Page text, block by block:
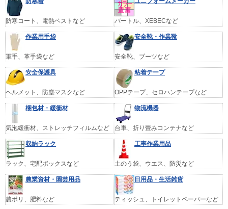
防寒コート、電熱ベストなど バートル、XEBECなど
作業用手袋
軍手、革手袋など
安全靴・作業靴
安全靴、ブーツなど
安全保護具
ヘルメット、防塵マスクなど
粘着テープ
OPPテープ、セロハンテープなど
梱包材・緩衝材
気泡緩衝材、ストレッチフィルムなど
物流機器
台車、折り畳みコンテナなど
収納ラック
ラック、宅配ボックスなど
工事作業用品
土のう袋、ウエス、防災など
農業資材・園芸用品
農ポリ、肥料など
日用品・生活雑貨
ティッシュ、トイレットペーパーなど